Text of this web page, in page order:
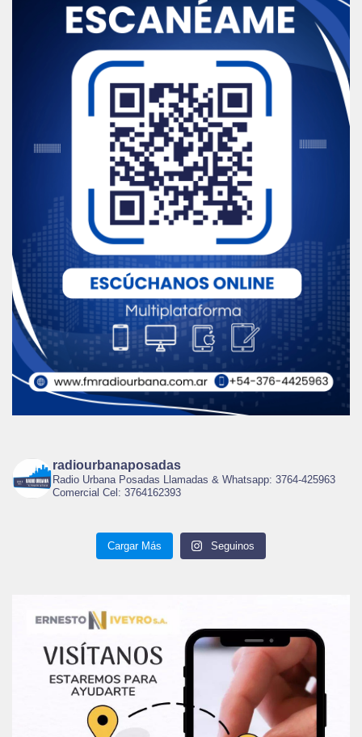
radiourbanaposadas
Radio Urbana Posadas Llamadas & Whatsapp: 3764-425963
Comercial Cel: 3764162393
Cargar Más Seguinos